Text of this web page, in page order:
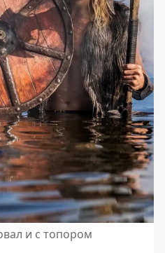
и с топором